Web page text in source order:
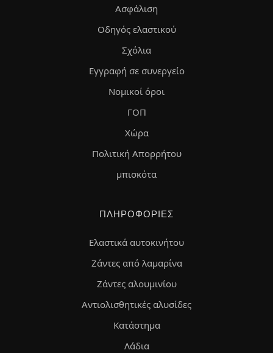
Ασφάλιση
Οδηγός ελαστικού
Σχόλια
Εγγραφή σε συνεργείο
Νομικοί όροι
ΓΟΠ
Χώρα
Πολιτική Απορρήτου
μπισκότα
ΠΛΗΡΟΦΟΡΊΕΣ
Ελαστικά αυτοκινήτου
Ζάντες από λαμαρίνα
Ζάντες αλουμινίου
Αντιολισθητικές αλυσίδες
Κατάστημα
Λάδια